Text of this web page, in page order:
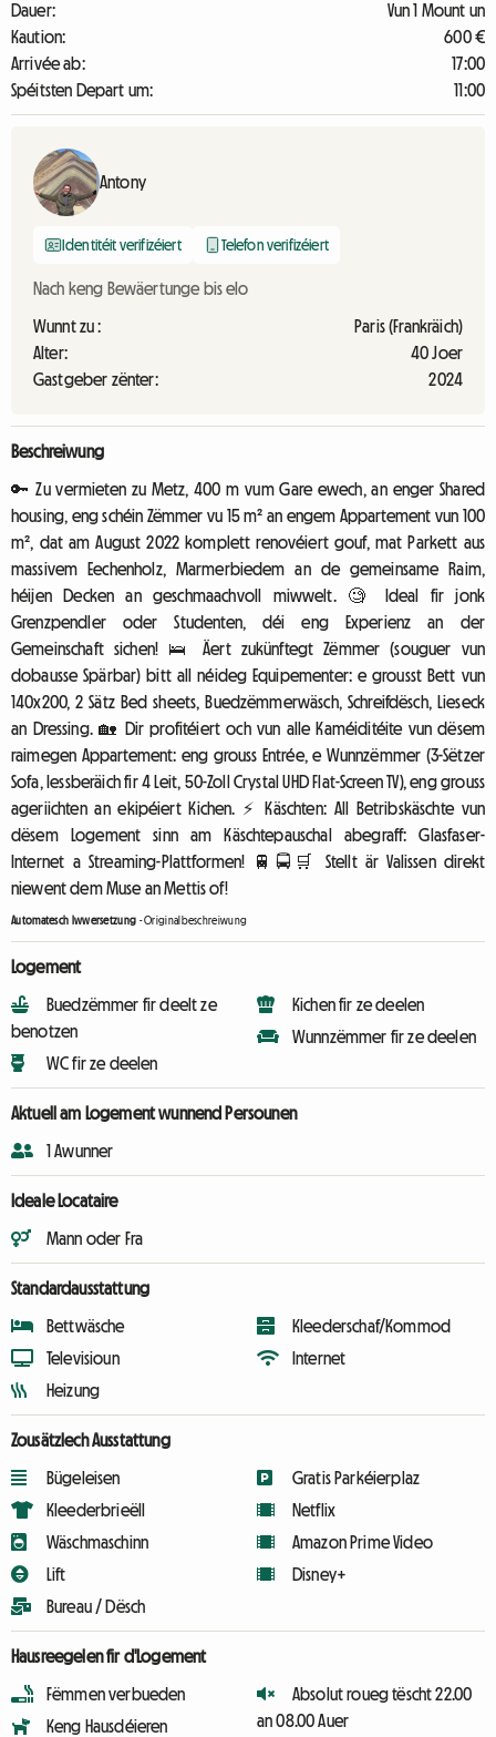
Dauer:
Vun 1 Mount un
Kaution:
600 €
Arrivée ab:
17:00
Spéitsten Depart um:
11:00
Antony
Identitéit verifizéiert Telefon verifizéiert
Nach keng Bewäertunge bis elo
Wunnt zu :
Paris (Frankräich)
Alter:
40 Joer
Gastgeber zënter:
2024
Beschreiwung
🔑 Zu vermieten zu Metz, 400 m vum Gare ewech, an enger Shared
housing, eng schéin Zëmmer vu 15 m² an engem Appartement vun 100
m², dat am August 2022 komplett renovéiert gouf, mat Parkett aus
massivem Eechenholz, Marmerbiedem an de gemeinsame Raim,
héijen Decken an geschmaachvoll miwwelt. 🧐 Ideal fir jonk
Grenzpendler oder Studenten, déi eng Experienz an der
Gemeinschaft sichen! 🛌 Äert zukünftegt Zëmmer (souguer vun
dobausse Spärbar) bitt all néideg Equipementer: e grousst Bett vun
140x200, 2 Sätz Bed sheets, Buedzëmmerwäsch, Schreifdësch, Lieseck
an Dressing. 🏡 Dir profitéiert och vun alle Kaméiditéite vun dësem
raimegen Appartement: eng grouss Entrée, e Wunnzëmmer (3-Sëtzer
Sofa, Iessberäich fir 4 Leit, 50-Zoll Crystal UHD Flat-Screen TV), eng grouss
ageriichten an ekipéiert Kichen. ⚡ Käschten: All Betribskäschte vun
dësem Logement sinn am Käschtepauschal abegraff: Glasfaser-
Internet a Streaming-Plattformen! 🚆🚍🛒 Stellt är Valissen direkt
niewent dem Muse an Mettis of!
Automatesch Iwwersetzung -Originalbeschreiwung
Logement
Buedzëmmer fir deelt ze
benotzen
WC fir ze deelen
Kichen fir ze deelen
Wunnzëmmer fir ze deelen
Aktuell am Logement wunnend Persounen
1 Awunner
Ideale Locataire
Mann oder Fra
Standardausstattung
Bettwäsche
Televisioun
Heizung
Kleederschaf/Kommod
Internet
Zousätzlech Ausstattung
Bügeleisen
Kleederbrieëll
Wäschmaschinn
Lift
Bureau / Dësch
Gratis Parkéierplaz
Netflix
Amazon Prime Video
Disney+
Hausreegelen fir d'Logement
Fëmmen verbueden
Keng Hausdéieren
Absolut roueg tëscht 22.00
an 08.00 Auer